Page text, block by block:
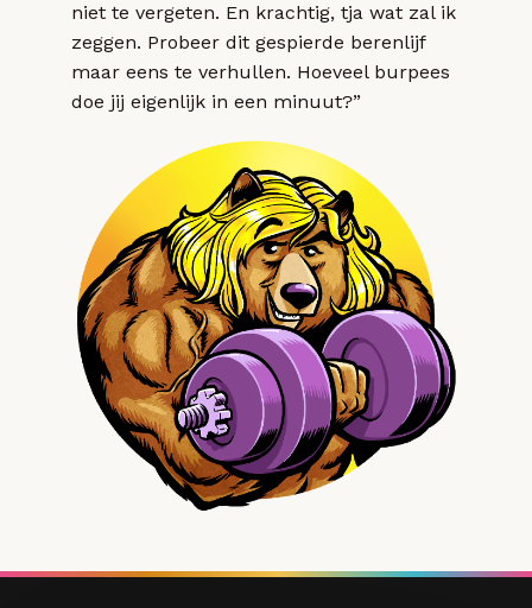
niet te vergeten. En krachtig, tja wat zal ik
zeggen. Probeer dit gespierde berenlijf
maar eens te verhullen. Hoeveel burpees
doe jij eigenlijk in een minuut?”